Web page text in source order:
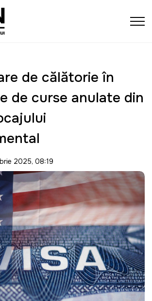
de călătorie în
de curse anulate din
2025, 08:19